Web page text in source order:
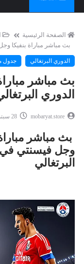
الصفحة الرئيسية
بث مباشر مباراة بنفيكا
الدوري البرتغالي جدول
بث مباشر
الدوري
mobaryat.store
بث مباشر
وجل فيسنتي في
البرتغالي